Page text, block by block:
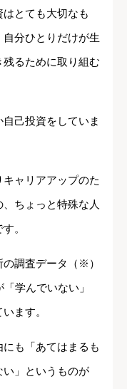
とても大切なも
分ひとりだけが生
るために取り組む
己投資をしていま
ャリアアップのた
ちょっと特殊な人
。
調査データ（※）
学んでいない」
ます。
も「あてはまるも
」というものが